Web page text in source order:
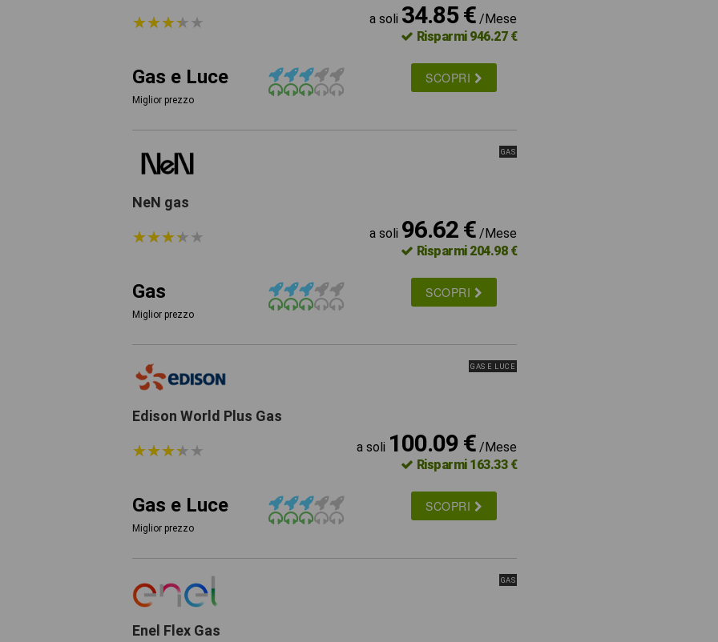
★★★★★
★★★★★ a soli 34.85 € /Mese
Risparmi 946.27 €
Gas e Luce
Miglior prezzo
SCOPRI
GAS
NeN gas
★★★★★
★★★★★ a soli 96.62 € /Mese
Risparmi 204.98 €
Gas
Miglior prezzo
SCOPRI
GAS E LUCE
Edison World Plus Gas
★★★★★
★★★★★ a soli 100.09 € /Mese
Risparmi 163.33 €
Gas e Luce
Miglior prezzo
SCOPRI
GAS
Enel Flex Gas